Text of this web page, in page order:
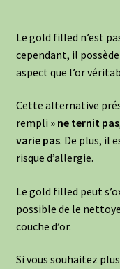
Le gold filled n’est
cependant, il
aspect que l’or
Cette alternative
rempli » ne ternit pas
varie pas. De plus, il
risque d’allergie.
Le gold filled peut
possible de le
couche d’or.
Si vous souhaitez